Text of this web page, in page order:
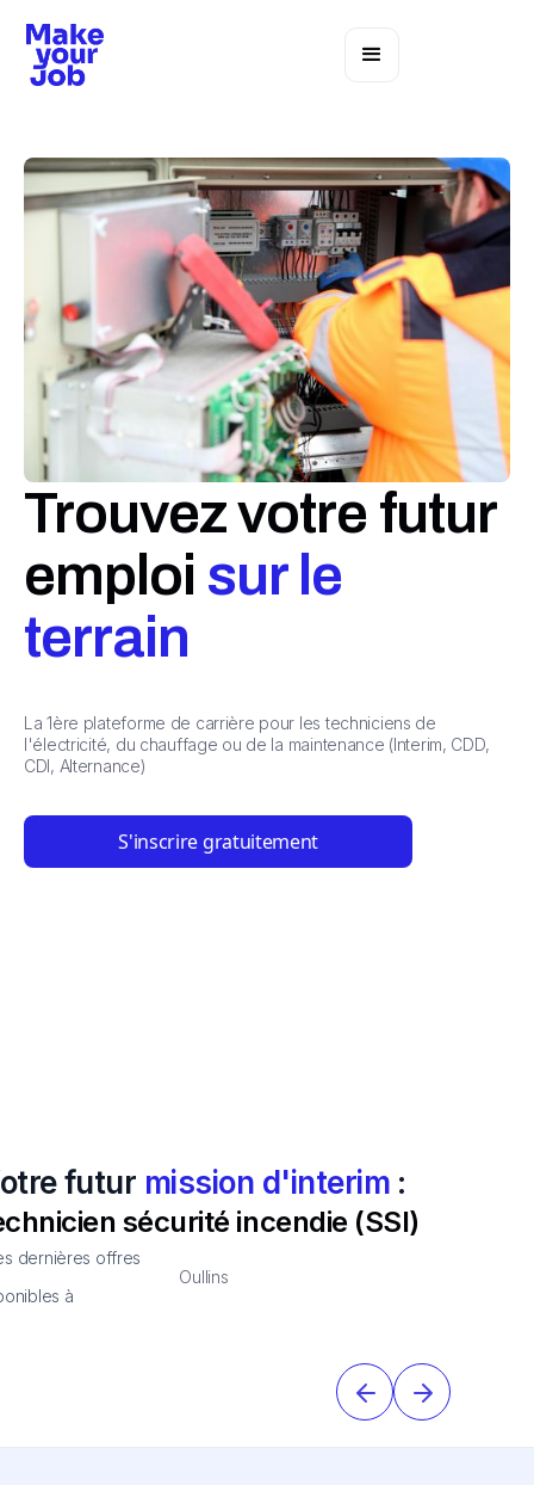
Trouvez votre futur
emploi sur le
terrain
La 1ère plateforme de carrière pour les techniciens de
l'électricité, du chauffage ou de la maintenance (Interim, CDD,
CDI, Alternance)
S'inscrire gratuitement
futur mission d'interim :
sécurité incendie (SSI)
dernières offres
à
Oullins